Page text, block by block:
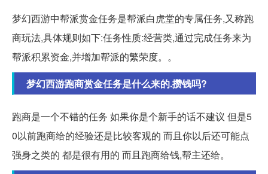
梦幻西游中帮派赏金任务是帮派白虎堂的专属任务,又称跑
商玩法,具体规则如下:任务性质:经营类,通过完成任务来为
帮派积累资金,并增加帮派的繁荣度。。
梦幻西游跑商赏金任务是什么来的.攒钱吗?
跑商是一个不错的任务 如果你是个新手的话不建议 但是5
0以前跑商给的经验还是比较客观的 而且你以后还可能点
强身之类的 都是很有用的 而且跑商给钱,帮主还给。